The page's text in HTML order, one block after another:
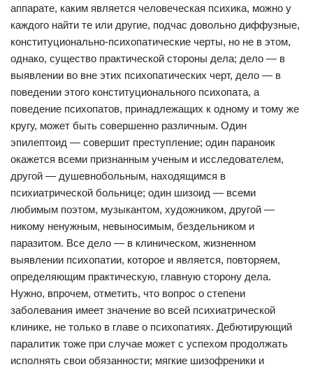
аппарате, каким является человеческая психика, можно у
каждого найти те или другие, подчас довольно диффузные,
конституционально-психопатические черты, но не в этом,
однако, существо практической стороны дела; дело — в
выявлении во вне этих психопатических черт, дело — в
поведении этого конституционального психопата, а
поведение психопатов, принадлежащих к одному и тому же
кругу, может быть совершенно различным. Один
эпилептоид — совершит преступление; один параноик
окажется всеми признанным ученым и исследователем,
другой — душевнобольным, находящимся в
психиатрической больнице; один шизоид — всеми
любимым поэтом, музыкантом, художником, другой —
никому ненужным, невыносимым, бездельником и
паразитом. Все дело — в клиническом, жизненном
выявлении психопатии, которое и является, повторяем,
определяющим практическую, главную сторону дела.
Нужно, впрочем, отметить, что вопрос о степени
заболевания имеет значение во всей психиатрической
клинике, не только в главе о психопатиях. Дебютирующий
паралитик тоже при случае может с успехом продолжать
исполнять свои обязанности; мягкие шизофреники и